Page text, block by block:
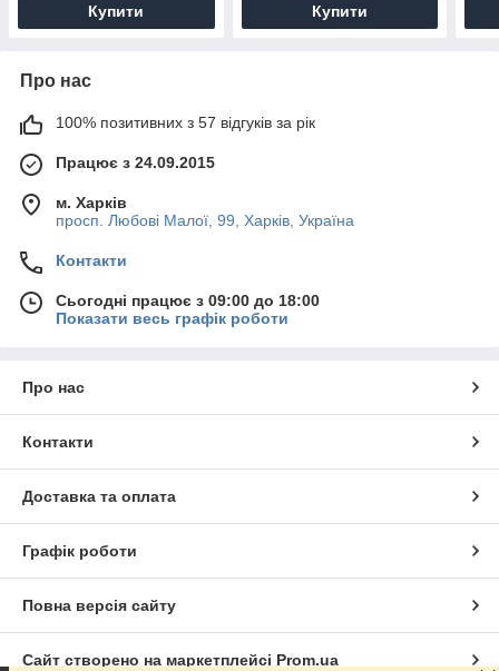
Купити Купити
Про нас
100% позитивних з 57 відгуків за рік
Працює з 24.09.2015
м. Харків
просп. Любові Малої, 99, Харків, Україна
Контакти
Сьогодні працює з 09:00 до 18:00
Показати весь графік роботи
Про нас
Контакти
Доставка та оплата
Графік роботи
Повна версія сайту
Сайт створено на маркетплейсі Prom.ua